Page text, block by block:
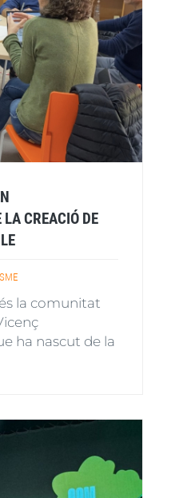
LA CREACIÓ DE
la comunitat
ha nascut de la